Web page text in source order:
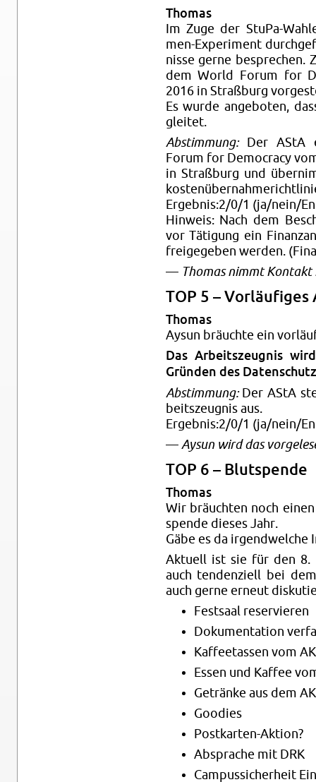
Tho­mas
Im Zuge der Stu­Pa-
men-Ex­pe­ri­ment
nis­se gerne be­spre­chen.
dem World Forum for
2016 in Straß­burg
Es wurde an­ge­bo­ten,
glei­tet.
Ab­stim­mung:Der AStA
Forum for De­mo­cra­cy
in Straß­burg und
Er­geb­nis:2/0/1 (ja/nein/
Hin­weis: Nach dem
vor Tä­ti­gung ein
frei­ge­ge­ben wer­den.
— Tho­mas nimmt
TOP 5 –
Tho­mas
Aysun bräuch­te ein
Das Ar­beits­zeug­nis
Grün­den des
Ab­stim­mung:Der AStA
beits­zeug­nis aus.
Er­geb­nis:2/0/1 (ja/nein/
— Aysun wird das
TOP 6 – Blut­spen­de
Tho­mas
Wir bräuch­ten noch
spen­de die­ses Jahr.
Gäbe es da ir­gend­wel­che
Ak­tu­ell ist sie für den 8.
auch ten­den­zi­ell bei
auch gerne er­neut
Fest­saal re­ser­vie­ren
Do­ku­men­ta­ti­on
Kaf­fee­tas­sen vom
Essen und Kaf­fee
Ge­trän­ke aus dem
Goo­dies
Post­kar­ten-Ak­ti­on?
Ab­spra­che mit DRK
Cam­pus­si­cher­heit